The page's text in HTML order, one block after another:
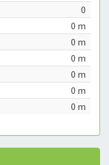
0
0 m
0 m
0 m
0 m
0 m
0 m